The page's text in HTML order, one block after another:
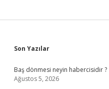
Sidebar
Son Yazılar
Baş dönmesi neyin habercisidir ?
Ağustos 5, 2026